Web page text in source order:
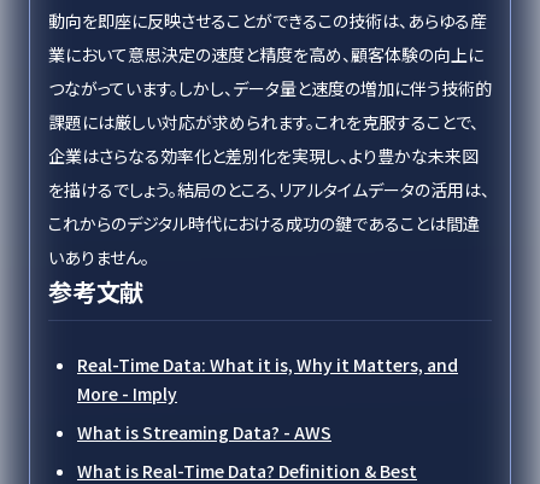
動向を即座に反映させることができるこの技術は、あらゆる産
業において意思決定の速度と精度を高め、顧客体験の向上に
つながっています。しかし、データ量と速度の増加に伴う技術的
課題には厳しい対応が求められます。これを克服することで、
企業はさらなる効率化と差別化を実現し、より豊かな未来図
を描けるでしょう。結局のところ、リアルタイムデータの活用は、
これからのデジタル時代における成功の鍵であることは間違
いありません。
参考文献
Real-Time Data: What it is, Why it Matters, and
More - Imply
What is Streaming Data? - AWS
What is Real-Time Data? Definition & Best